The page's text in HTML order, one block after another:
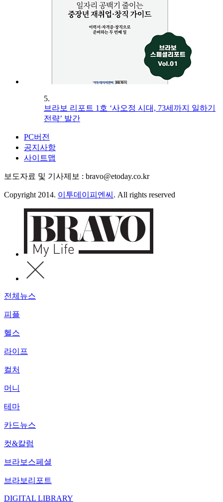
5.
브라보 리포트 1호 ‘사오정 시대, 73세까지 일하기
전략’ 발간
PC버전
공지사항
사이트맵
보도자료 및 기사제보 : bravo@etoday.co.kr
Copyright 2014. 이투데이피엔씨 . All rights reserved
전체뉴스
피플
헬스
라이프
컬처
머니
테마
카드뉴스
컷&칼럼
브라보스페셜
브라보리포트
DIGITAL LIBRARY